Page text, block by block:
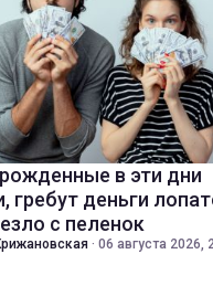
в эти дни
гребут деньги
с пеленок
· 06 августа 2026,